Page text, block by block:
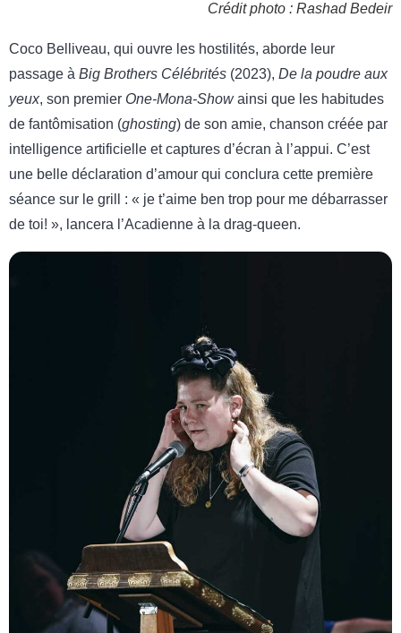
Crédit photo : Rashad Bedeir
Coco Belliveau, qui ouvre les hostilités, aborde leur
passage à Big Brothers Célébrités (2023), De la poudre aux
yeux, son premier One-Mona-Showainsi que les habitudes
de fantômisation (ghosting) de son amie, chanson créée par
intelligence artificielle et captures d’écran à l’appui. C’est
une belle déclaration d’amour qui conclura cette première
séance sur le grill : « je t’aime ben trop pour me débarrasser
de toi! », lancera l’Acadienne à la drag-queen.